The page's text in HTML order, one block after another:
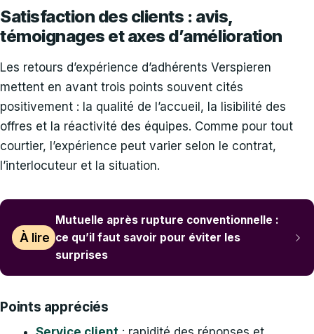
Satisfaction des clients : avis,
témoignages et axes d’amélioration
Les retours d’expérience d’adhérents Verspieren
mettent en avant trois points souvent cités
positivement : la qualité de l’accueil, la lisibilité des
offres et la réactivité des équipes. Comme pour tout
courtier, l’expérience peut varier selon le contrat,
l’interlocuteur et la situation.
À lire
Mutuelle après rupture conventionnelle :
ce qu’il faut savoir pour éviter les
surprises
Points appréciés